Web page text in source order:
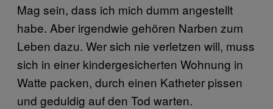
Mag sein, dass ich mich dumm angestellt
habe. Aber irgendwie gehören Narben zum
Leben dazu. Wer sich nie verletzen will, muss
sich in einer kindergesicherten Wohnung in
Watte packen, durch einen Katheter pissen
und geduldig auf den Tod warten.